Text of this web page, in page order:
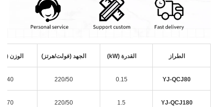
الطراز القدرة (kW) الجهد (فولت/هرتز) الوزن
YJ-QCJ80
0.15
220/50
40
YJ-QCJ180
1.5
220/50
70